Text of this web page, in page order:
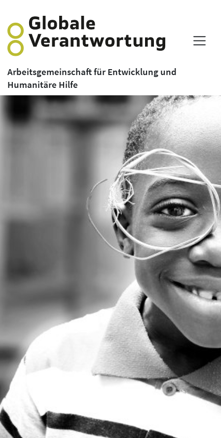
Arbeitsgemeinschaft für Entwicklung und
Humanitäre Hilfe